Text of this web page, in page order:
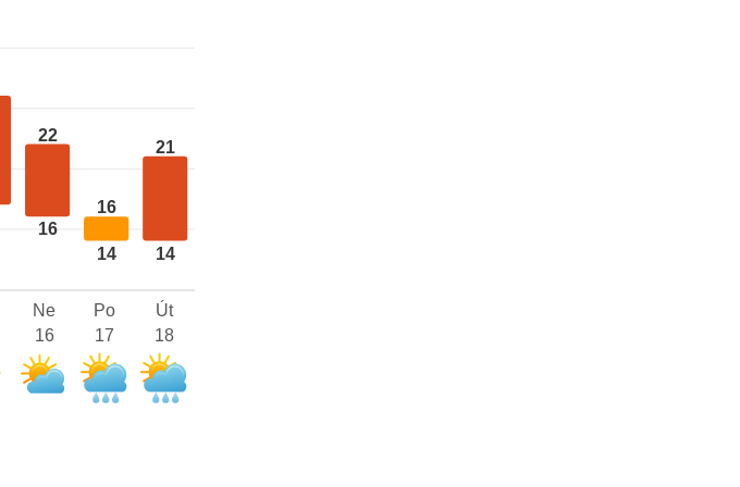
22
16
16
14
21
14
Ne
16
Po
17
Út
18